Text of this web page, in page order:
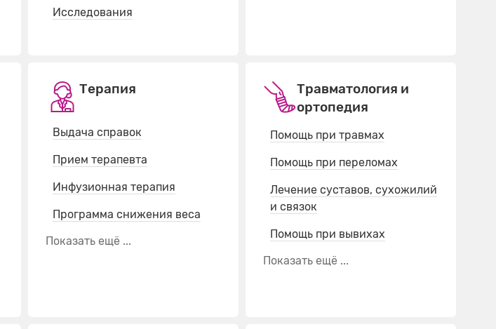
Исследования
Терапия
Выдача справок
Прием терапевта
Инфузионная терапия
Программа снижения веса
Показать ещё ...
Травматология и
ортопедия
Помощь при травмах
Помощь при переломах
Лечение суставов, сухожилий
и связок
Помощь при вывихах
Показать ещё ...